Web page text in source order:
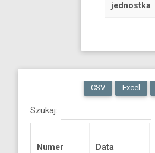
jednostka
CSV Excel
Szukaj:
Numer
Data